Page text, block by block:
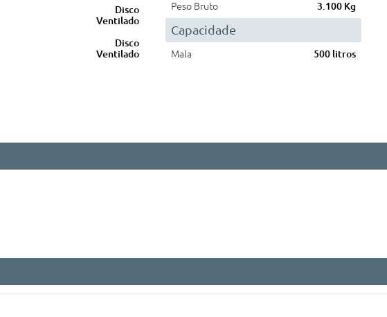
Disco
Ventilado
Disco
Ventilado
Peso Bruto
3.100 Kg
Capacidade
Mala 500 litros